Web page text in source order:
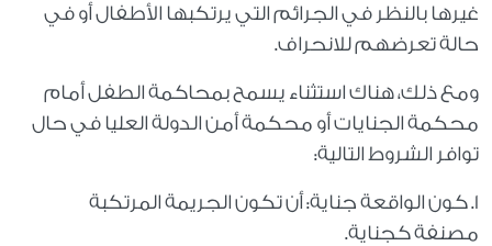
غيرها بالنظر في الجرائم التي يرتكبها الأطفال أو في
حالة تعرضهم للانحراف.
ومع ذلك، هناك استثناء يسمح بمحاكمة الطفل أمام
محكمة الجنايات أو محكمة أمن الدولة العليا في حال
توافر الشروط التالية:
1. كون الواقعة جناية: أن تكون الجريمة المرتكبة
مصنفة كجناية.